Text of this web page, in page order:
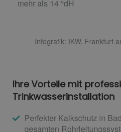
mehr als 14 °dH
Infografik: IKW, Frankfurt
Ihre Vorteile mit
Trinkwasserinstallation
Perfekter Kalkschutz in
gesamten